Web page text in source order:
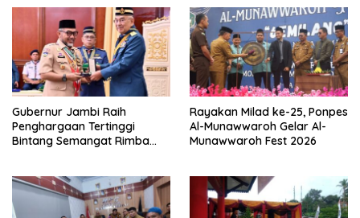
Gubernur Jambi Raih
Penghargaan Tertinggi
Bintang Semangat Rimba
Rayakan Milad ke-25, Ponpes
Al-Munawwaroh Gelar Al-
Munawwaroh Fest 2026